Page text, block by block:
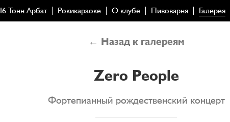
16 Тонн Арбат Рокикараоке О клубе Пивоварня Галерея
← Назад к галереям
Zero People
Фортепианный рождественский концерт